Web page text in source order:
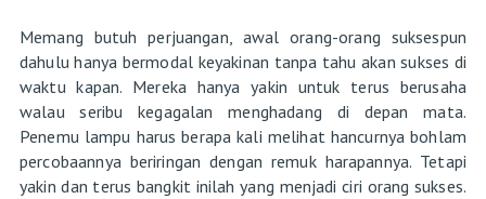
Memang butuh perjuangan, awal orang-orang suksespun
dahulu hanya bermodal keyakinan tanpa tahu akan sukses di
waktu kapan. Mereka hanya yakin untuk terus berusaha
walau seribu kegagalan menghadang di depan mata.
Penemu lampu harus berapa kali melihat hancurnya bohlam
percobaannya beriringan dengan remuk harapannya. Tetapi
yakin dan terus bangkit inilah yang menjadi ciri orang sukses.